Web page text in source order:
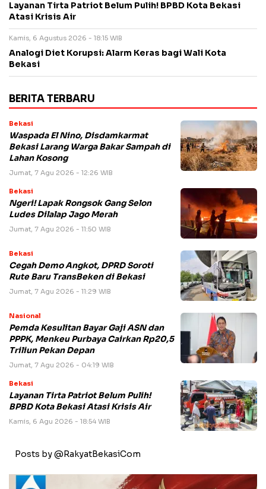
Layanan Tirta Patriot Belum Pulih! BPBD Kota Bekasi
Atasi Krisis Air
Kamis, 6 Agustus 2026 - 18:15 WIB
Analogi Diet Korupsi: Alarm Keras bagi Wali Kota
Bekasi
BERITA TERBARU
Bekasi
Waspada El Nino, Disdamkarmat
Bekasi Larang Warga Bakar Sampah di
Lahan Kosong
Jumat, 7 Agu 2026 - 12:26 WIB
Bekasi
Ngeri! Lapak Rongsok Gang Selon
Ludes Dilalap Jago Merah
Jumat, 7 Agu 2026 - 11:50 WIB
Bekasi
Cegah Demo Angkot, DPRD Soroti
Rute Baru TransBeken di Bekasi
Jumat, 7 Agu 2026 - 11:29 WIB
Nasional
Pemda Kesulitan Bayar Gaji ASN dan
PPPK, Menkeu Purbaya Cairkan Rp20,5
Triliun Pekan Depan
Jumat, 7 Agu 2026 - 04:19 WIB
Bekasi
Layanan Tirta Patriot Belum Pulih!
BPBD Kota Bekasi Atasi Krisis Air
Kamis, 6 Agu 2026 - 18:54 WIB
Posts by @RakyatBekasiCom